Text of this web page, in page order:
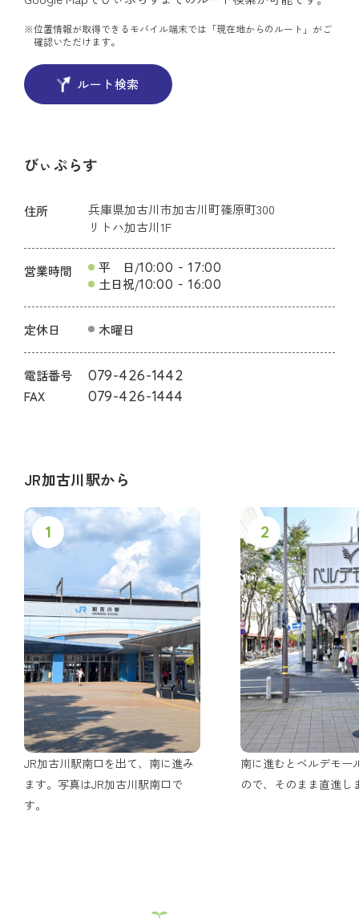
びぃぷらす
住所
兵庫県加古川市加古川町篠原町300
リトハ加古川1F
営業時間 平 日/10:00 - 17:00
土日祝/10:00 - 16:00
定休日 木曜日
電話番号
FAX
079-426-1442
079-426-1444
※位置情報が取得できるモバイル端末では「現在地からのルート」がご
確認いただけます。
ルート検索
JR加古川駅から
1
JR加古川駅南口を出て、南に進み
ます。写真はJR加古川駅南口で
す。
2
南に進むとベルデモー
ので、そのまま直進し